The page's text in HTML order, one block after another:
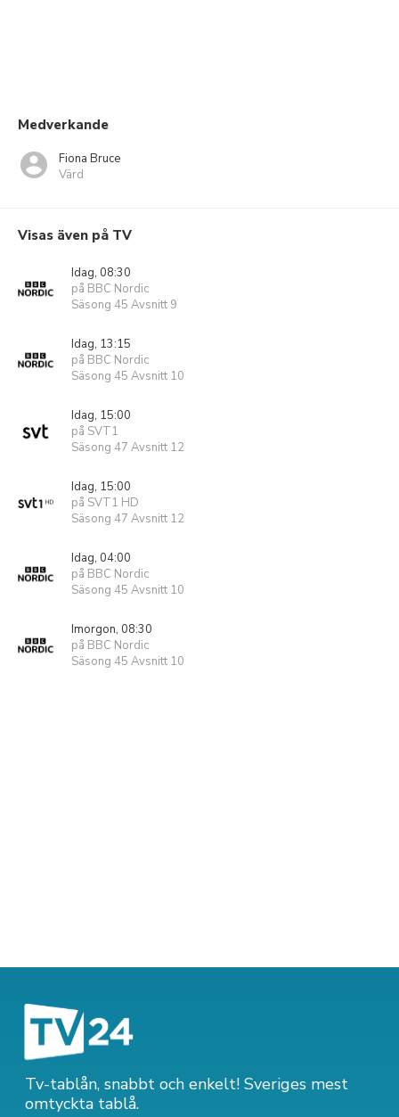
Medverkande
Fiona Bruce
Värd
Visas även på TV
Idag, 08:30
på BBC Nordic
Säsong 45 Avsnitt 9
Idag, 13:15
på BBC Nordic
Säsong 45 Avsnitt 10
Idag, 15:00
på SVT1
Säsong 47 Avsnitt 12
Idag, 15:00
på SVT1 HD
Säsong 47 Avsnitt 12
Idag, 04:00
på BBC Nordic
Säsong 45 Avsnitt 10
Imorgon, 08:30
på BBC Nordic
Säsong 45 Avsnitt 10
Tv-tablån, snabbt och enkelt! Sveriges mest
omtyckta tablå.